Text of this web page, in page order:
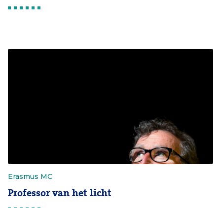
Erasmus MC
Professor van het licht